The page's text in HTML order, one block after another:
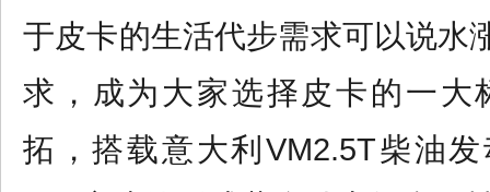
于皮卡的生活代步需求可以说水
求，成为大家选择皮卡的一大
拓，搭载意大利VM2.5T柴油